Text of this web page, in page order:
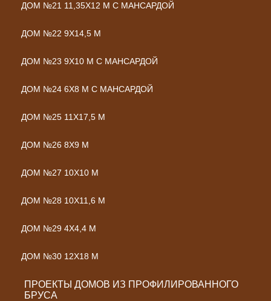
ДОМ №21 11,35Х12 М С МАНСАРДОЙ
ДОМ №22 9Х14,5 М
ДОМ №23 9Х10 М С МАНСАРДОЙ
ДОМ №24 6Х8 М С МАНСАРДОЙ
ДОМ №25 11Х17,5 М
ДОМ №26 8Х9 М
ДОМ №27 10Х10 М
ДОМ №28 10Х11,6 М
ДОМ №29 4Х4,4 М
ДОМ №30 12Х18 М
ПРОЕКТЫ ДОМОВ ИЗ ПРОФИЛИРОВАННОГО
БРУСА